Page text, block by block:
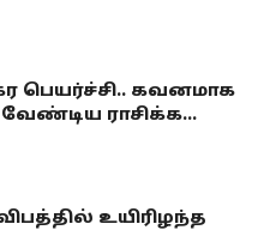
பெயர்ச்சி.. கவனமாக
ராசிக்க...
உயிரிழந்த